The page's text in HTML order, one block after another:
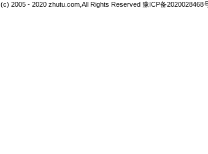
(c) 2005 - 2020 zhutu.com,All Rights Reserved 豫ICP备2020028468